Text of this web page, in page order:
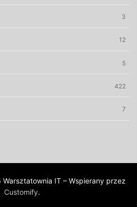
3
12
5
422
7
IT – Wspierany przez
Customify.